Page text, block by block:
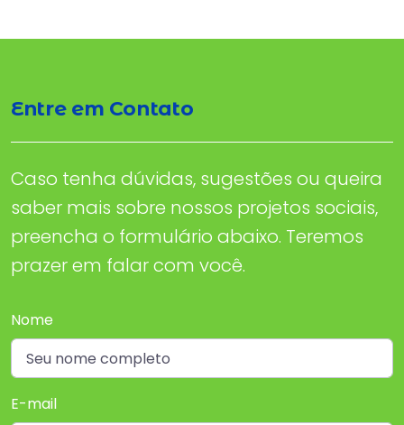
Entre em Contato
Caso tenha dúvidas, sugestões ou queira
saber mais sobre nossos projetos sociais,
preencha o formulário abaixo. Teremos
prazer em falar com você.
Nome
E-mail